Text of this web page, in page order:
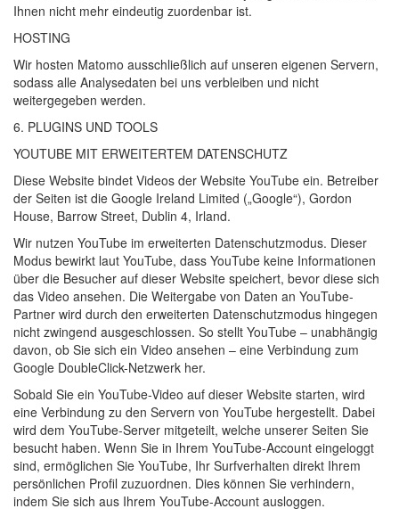
Ihnen nicht mehr eindeutig zuordenbar ist.
HOSTING
Wir hosten Matomo ausschließlich auf unseren eigenen Servern,
sodass alle Analysedaten bei uns verbleiben und nicht
weitergegeben werden.
6. PLUGINS UND TOOLS
YOUTUBE MIT ERWEITERTEM DATENSCHUTZ
Diese Website bindet Videos der Website YouTube ein. Betreiber
der Seiten ist die Google Ireland Limited („Google“), Gordon
House, Barrow Street, Dublin 4, Irland.
Wir nutzen YouTube im erweiterten Datenschutzmodus. Dieser
Modus bewirkt laut YouTube, dass YouTube keine Informationen
über die Besucher auf dieser Website speichert, bevor diese sich
das Video ansehen. Die Weitergabe von Daten an YouTube-
Partner wird durch den erweiterten Datenschutzmodus hingegen
nicht zwingend ausgeschlossen. So stellt YouTube – unabhängig
davon, ob Sie sich ein Video ansehen – eine Verbindung zum
Google DoubleClick-Netzwerk her.
Sobald Sie ein YouTube-Video auf dieser Website starten, wird
eine Verbindung zu den Servern von YouTube hergestellt. Dabei
wird dem YouTube-Server mitgeteilt, welche unserer Seiten Sie
besucht haben. Wenn Sie in Ihrem YouTube-Account eingeloggt
sind, ermöglichen Sie YouTube, Ihr Surfverhalten direkt Ihrem
persönlichen Profil zuzuordnen. Dies können Sie verhindern,
indem Sie sich aus Ihrem YouTube-Account ausloggen.